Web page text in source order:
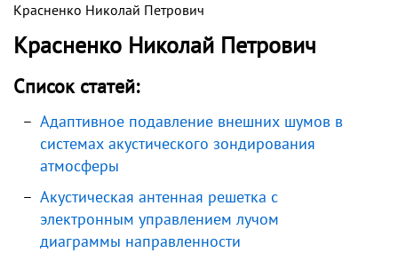
Красненко Николай Петрович
Красненко Николай Петрович
Список статей:
Адаптивное подавление внешних шумов в
системах акустического зондирования
атмосферы
Акустическая антенная решетка с
электронным управлением лучом
диаграммы направленности